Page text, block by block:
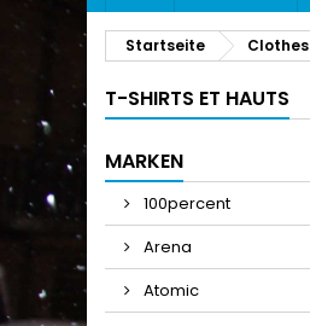
Startseite Clothes
T-SHIRTS ET HAUTS
MARKEN
100percent
Arena
Atomic